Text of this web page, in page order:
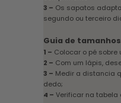
3 – Os sapatos
segundo ou terceiro
Guia de tamanhos
1 – Colocar o pé sobre
2 – Com um lápis,
3 – Medir a distancia
dedo;
4 – Verificar na tabela